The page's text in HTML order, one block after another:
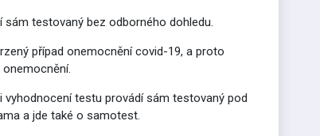
testovaný bez odborného dohledu.
případ onemocnění covid-19, a proto
vyhodnocení testu provádí sám testovaný pod
a jde také o samotest.